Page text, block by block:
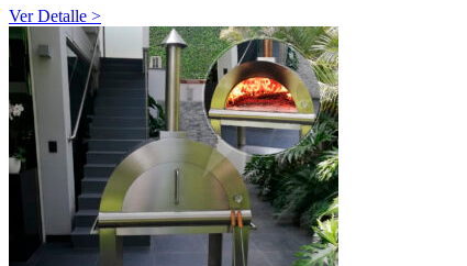
Ver Detalle >